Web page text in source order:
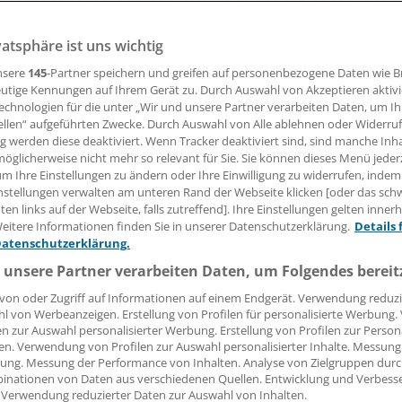
08:09 Uhr
Delegierten der niedersächsischen Ärztekammer
In einer Resolution haben sie die
festgelegte Umwandlung von Teil- in
von Teil- in Vollstudienplätze ist ein erster wichtiger
Niedersachsen zu begegnen", sagte Kammerpräsidentin
in Niedersachsen will 100 bis 200 zusätzlich
Fakultäten in Hannover, Göttingen und
ist uns wichtig
145-Partner speichern und greifen auf personenbezogene Daten wie
Kennungen auf Ihrem Gerät zu. Durch Auswahl von Akzeptieren
für die unter „Wir und unsere Partner verarbeiten Daten, um
aufgeführten Zwecke. Durch Auswahl von Alle ablehnen oder
werden diese deaktiviert. Wenn Tracker deaktiviert sind, sind manche
nicht mehr so relevant für Sie. Sie können dieses Menü
Ihre Einstellungen zu ändern oder Ihre Einwilligung zu widerrufen,
verwalten am unteren Rand der Webseite klicken [oder das
links auf der Webseite, falls zutreffend]. Ihre Einstellungen gelten
Informationen finden Sie in unserer Datenschutzerklärung. Details
Partner verarbeiten Daten, um Folgendes
oder Zugriff auf Informationen auf einem Endgerät. Verwendung
von Werbeanzeigen. Erstellung von Profilen für personalisierte
zur Auswahl personalisierter Werbung. Erstellung von Profilen zur
Verwendung von Profilen zur Auswahl personalisierter Inhalte.
Messung der Performance von Inhalten. Analyse von Zielgruppen
von Daten aus verschiedenen Quellen. Entwicklung und
reduzierter Daten zur Auswahl von Inhalten.